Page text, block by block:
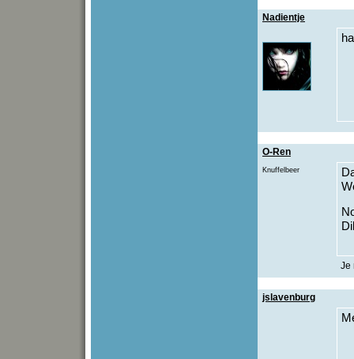
Nadientje
O-Ren
Knuffelbeer
Je
jslavenburg